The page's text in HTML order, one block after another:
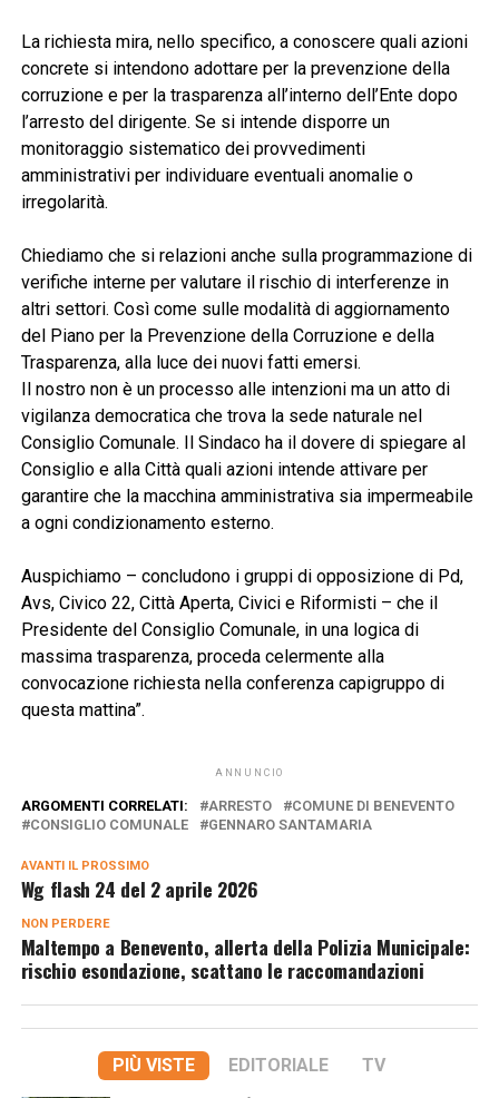
La richiesta mira, nello specifico, a conoscere quali azioni
concrete si intendono adottare per la prevenzione della
corruzione e per la trasparenza all’interno dell’Ente dopo
l’arresto del dirigente. Se si intende disporre un
monitoraggio sistematico dei provvedimenti
amministrativi per individuare eventuali anomalie o
irregolarità.
Chiediamo che si relazioni anche sulla programmazione di
verifiche interne per valutare il rischio di interferenze in
altri settori. Così come sulle modalità di aggiornamento
del Piano per la Prevenzione della Corruzione e della
Trasparenza, alla luce dei nuovi fatti emersi.
Il nostro non è un processo alle intenzioni ma un atto di
vigilanza democratica che trova la sede naturale nel
Consiglio Comunale. Il Sindaco ha il dovere di spiegare al
Consiglio e alla Città quali azioni intende attivare per
garantire che la macchina amministrativa sia impermeabile
a ogni condizionamento esterno.
Auspichiamo – concludono i gruppi di opposizione di Pd,
Avs, Civico 22, Città Aperta, Civici e Riformisti – che il
Presidente del Consiglio Comunale, in una logica di
massima trasparenza, proceda celermente alla
convocazione richiesta nella conferenza capigruppo di
questa mattina”.
ANNUNCIO
ARGOMENTI CORRELATI: ARRESTO
COMUNE DI BENEVENTO
CONSIGLIO COMUNALE
GENNARO SANTAMARIA
AVANTI IL ​​PROSSIMO
Wg flash 24 del 2 aprile 2026
NON PERDERE
Maltempo a Benevento, allerta della Polizia Municipale:
rischio esondazione, scattano le raccomandazioni
PIÙ VISTE EDITORIALE TV